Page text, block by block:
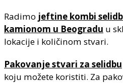
Radimo jeftine kombi
kamionom u Beogradu u
lokacije i količinom stvari.
Pakovanje stvari za selidbu
koju možete koristiti. Za